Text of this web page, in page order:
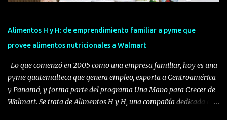
Alimentos H y H: de emprendimiento familiar a pyme que
provee alimentos nutricionales a Walmart
Lo que comenzó en 2005 como una empresa familiar, hoy es una
pyme guatemalteca que genera empleo, exporta a Centroamérica
y Panamá, y forma parte del programa Una Mano para Crecer de
Walmart. Se trata de Alimentos H y H, una compañía dedicada al